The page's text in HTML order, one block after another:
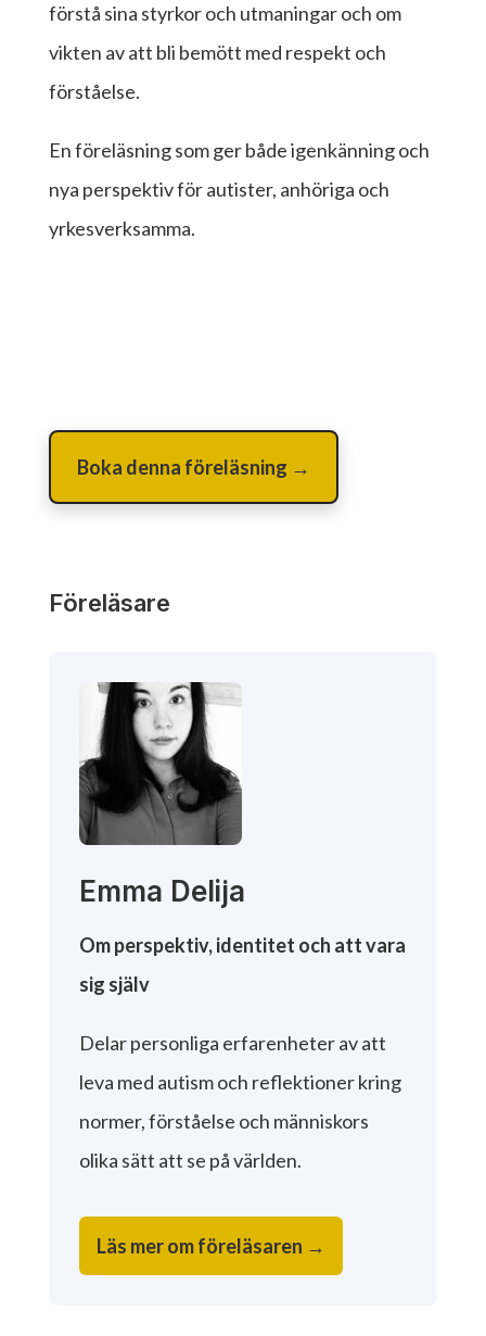
förstå sina styrkor och utmaningar och om
vikten av att bli bemött med respekt och
förståelse.
En föreläsning som ger både igenkänning och
nya perspektiv för autister, anhöriga och
yrkesverksamma.
Boka denna föreläsning →
Föreläsare
Emma Delija
Om perspektiv, identitet och att vara
sig själv
Delar personliga erfarenheter av att
leva med autism och reflektioner kring
normer, förståelse och människors
olika sätt att se på världen.
Läs mer om föreläsaren →